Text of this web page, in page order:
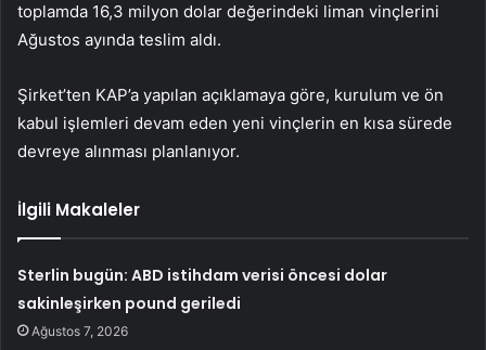
toplamda 16,3 milyon dolar değerindeki liman vinçlerini
Ağustos ayında teslim aldı.
Şirket’ten KAP’a yapılan açıklamaya göre, kurulum ve ön
kabul işlemleri devam eden yeni vinçlerin en kısa sürede
devreye alınması planlanıyor.
İlgili Makaleler
Sterlin bugün: ABD istihdam verisi öncesi dolar
sakinleşirken pound geriledi
Ağustos 7, 2026